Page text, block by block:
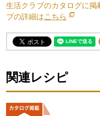
生活クラブのカタログに
ブの詳細はこちら 別のウィ
関連レシピ